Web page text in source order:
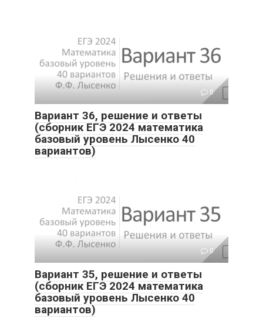
0
Вариант 36, решение и ответы
(сборник ЕГЭ 2024 математика
базовый уровень Лысенко 40
вариантов)
0
Вариант 35, решение и ответы
(сборник ЕГЭ 2024 математика
базовый уровень Лысенко 40
вариантов)